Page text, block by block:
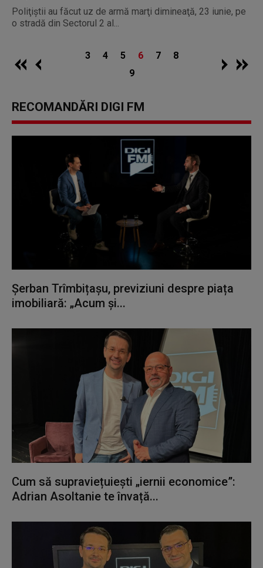
Poliţiştii au făcut uz de armă marţi dimineaţă, 23 iunie, pe
o stradă din Sectorul 2 al...
3 4 5 6 7
8
9
RECOMANDĂRI DIGI FM
Șerban Trîmbițașu, previziuni despre piața
imobiliară: „Acum și...
Cum să supraviețuiești „iernii economice”:
Adrian Asoltanie te învață...